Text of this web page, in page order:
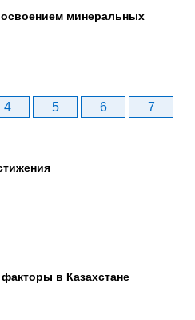
минеральных
4 5 6
7
в Казахстане